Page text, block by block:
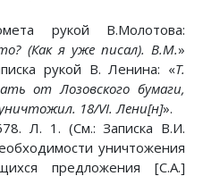
рукой В.Молотова:
(Как я уже писал). В.М.»
рукой В. Ленина: «Т.
от Лозовского бумаги,
18/VI. Лени[н]».
Л. 1. (См.: Записка В.И.
уничтожения
предложения [С.А.]